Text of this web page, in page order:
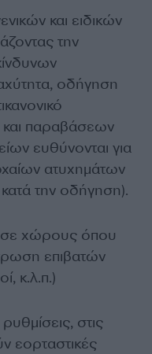
και ειδικών
την
οδήγηση
παραβάσεων
ευθύνονται για
ατυχημάτων
την οδήγηση).
σε χώρους όπου
επιβατών
κ.λ.π.)
στις
εορταστικές